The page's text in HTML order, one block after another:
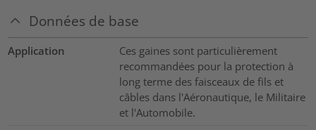
Données de base
Application
Ces gaines sont particulièrement
recommandées pour la protection à
long terme des faisceaux de fils et
câbles dans l'Aéronautique, le Militaire
et l'Automobile.